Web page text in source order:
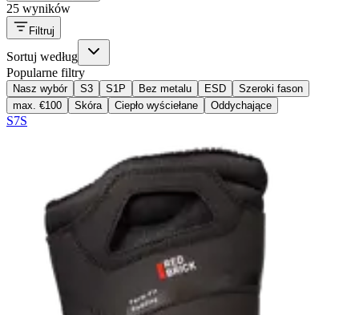
25 wyników
Filtruj
Sortuj według
Popularne filtry
Nasz wybór S3 S1P Bez metalu ESD
Szeroki fason
max. €100
Skóra Ciepło wyściełane Oddychające
S7S